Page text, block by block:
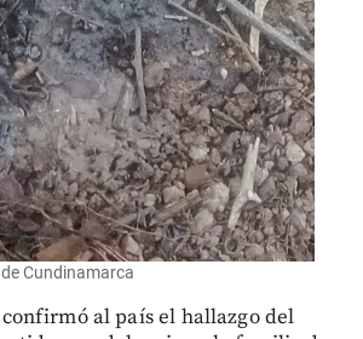
Cundinamarca
al país el hallazgo del